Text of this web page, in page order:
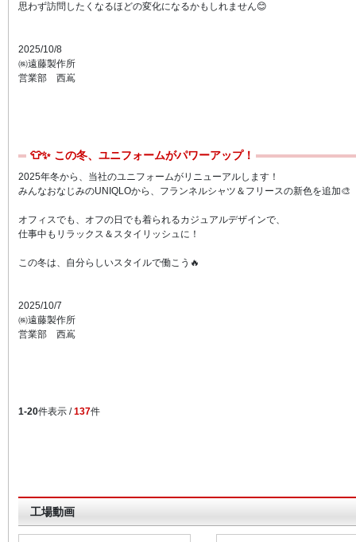
思わず訪問したくなるほどの変化になるかもしれません😊
2025/10/8
㈱遠藤製作所
営業部 西嶌
👕✨ この冬、ユニフォームがパワーアップ！
2025年冬から、当社のユニフォームがリニューアルします！
みんなおなじみのUNIQLOから、フランネルシャツ＆フリースの新色を追加🎨
オフィスでも、オフの日でも着られるカジュアルデザインで、
仕事中もリラックス＆スタイリッシュに！
この冬は、自分らしいスタイルで働こう🔥
2025/10/7
㈱遠藤製作所
営業部 西嶌
1-20件表示 /137件
工場動画